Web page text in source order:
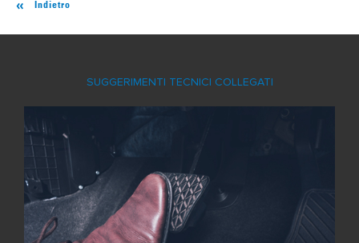
Indietro
SUGGERIMENTI TECNICI COLLEGATI